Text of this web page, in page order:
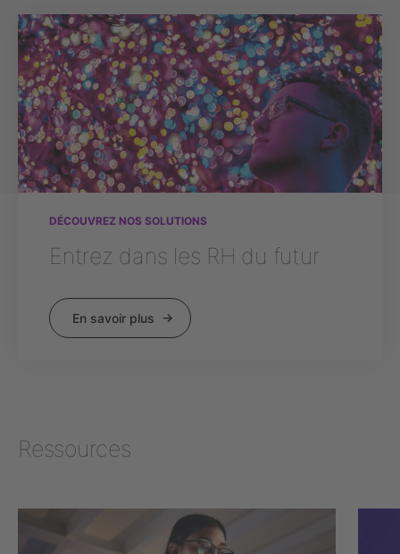
DÉCOUVREZ NOS SOLUTIONS
Entrez dans les RH du futur
En savoir plus
Ressources